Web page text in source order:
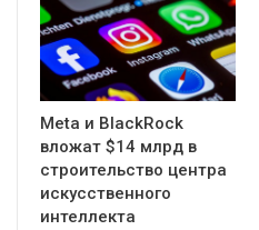
Meta и BlackRock
вложат $14 млрд в
строительство центра
искусственного
интеллекта